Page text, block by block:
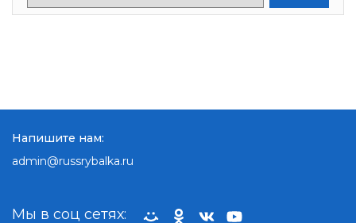
Мы в соц сетях:
Напишите нам:
admin@russrybalka.ru